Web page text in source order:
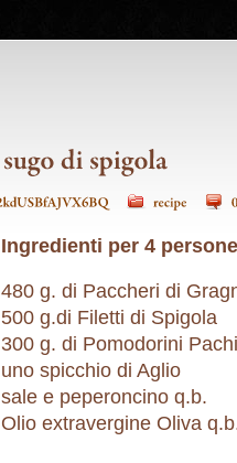
Ingredienti per 4 persone
480 g. di Paccheri di
500 g.di Filetti di Spigola
300 g. di Pomodorini
uno spicchio di Aglio
sale e peperoncino q.b.
Olio extravergine Oliva